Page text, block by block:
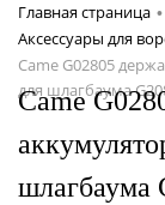
Главная страница •
Аксессуары для
Came G02805
для шлагбаума
Came
шлагбаума